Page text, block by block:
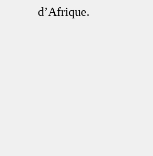
d’Afrique.